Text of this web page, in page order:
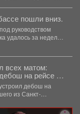
пошли вниз.
руководством
удалось за неделю
всех матом:
на рейсе из
дебош на
из Санкт-